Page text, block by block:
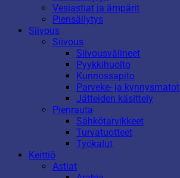
Vesiastiat ja ämpärit
Piensäilytys
Siivous
Siivous
Siivousvälineet
Pyykkihuolto
Kunnossapito
Parveke- ja kynnysmatot
Jätteiden käsittely
Pienrauta
Sähkötarvikkeet
Turvatuotteet
Työkalut
Keittiö
Astiat